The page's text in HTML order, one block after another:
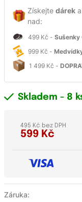
Získejte dárek
nad:
499 Kč - Sušenky
999 Kč -
1 499 Kč -
Záruka:
Skladem - 8
599 Kč
495 Kč bez DPH